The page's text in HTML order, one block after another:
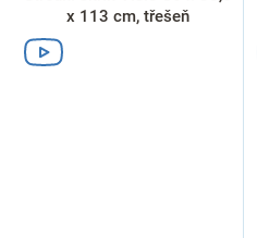
x 113 cm, třešeň